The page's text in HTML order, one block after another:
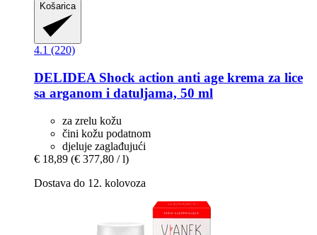
Košarica
4.1 (220)
DELIDEA Shock action anti age krema za lice
sa arganom i datuljama, 50 ml
za zrelu kožu
čini kožu podatnom
djeluje zaglađujući
€ 18,89 (€ 377,80 / l)
Dostava do 12. kolovoza